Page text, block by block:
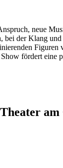
neue
bei der Klang
Figuren
fördert eine
am